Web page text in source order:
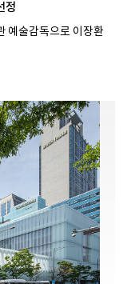
정
예술감독으로 이장환